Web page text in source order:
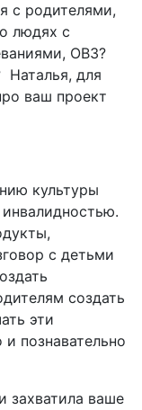
с родителями,
людях с
ОВЗ?
Наталья, для
ваш проект
культуры
с детьми
создать
эти
познавательно
захватила ваше